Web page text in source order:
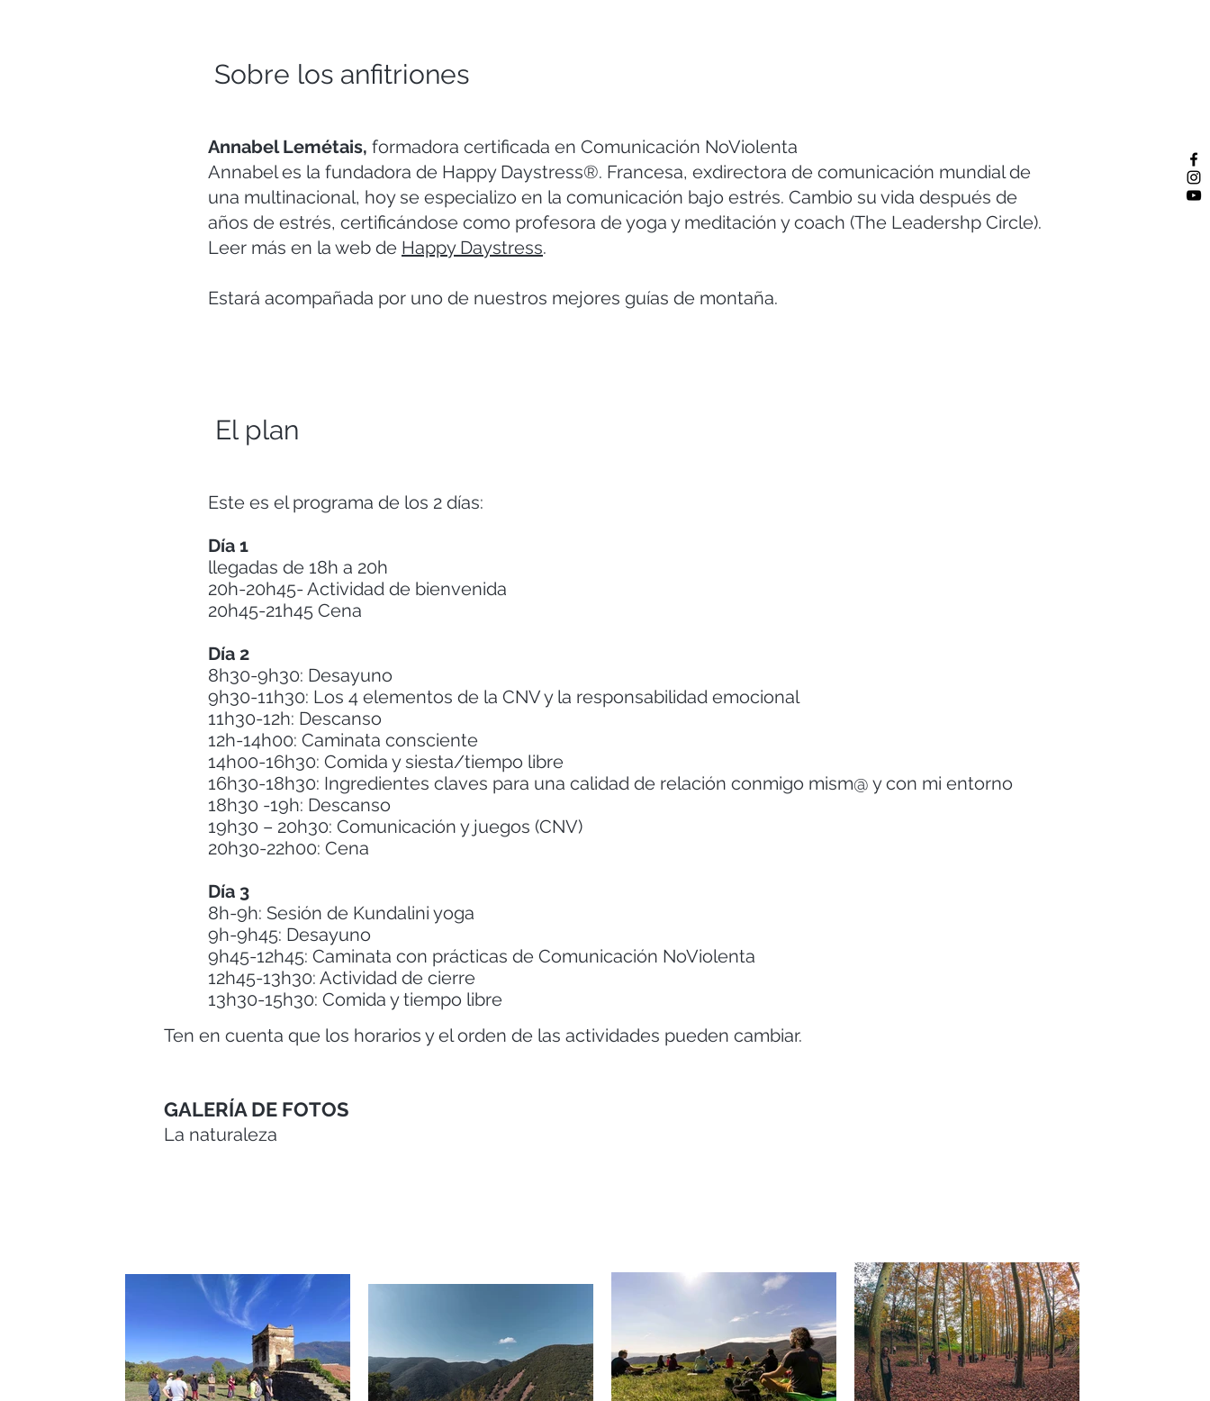
GALERÍA DE FOTOS
La naturaleza
El plan
Este es el programa de los 2 días:
Día 1
llegadas de 18h a 20h
20h-20h45- Actividad de bienvenida
20h45-21h45 Cena
Día 2
8h30-9h30: Desayuno
9h30-11h30: Los 4 elementos de la CNV y la responsabilidad emocional
11h30-12h: Descanso
12h-14h00: Caminata consciente
14h00-16h30: Comida y siesta/tiempo libre
16h30-18h30: Ingredientes claves para una calidad de relación conmigo mism@ y con mi entorno
18h30 -19h: Descanso
19h30 – 20h30: Comunicación y juegos (CNV)
20h30-22h00: Cena
Día 3
8h-9h: Sesión de Kundalini yoga
9h-9h45: Desayuno
9h45-12h45: Caminata con prácticas de Comunicación NoViolenta
12h45-13h30: Actividad de cierre
13h30-15h30: Comida y tiempo libre
Ten en cuenta que los horarios y el orden de las actividades pueden cambiar.
Sobre los anfitriones
Annabel Lemétais, formadora certificada en Comunicación NoViolenta
Annabel es la fundadora de Happy Daystress®. Francesa, exdirectora de comunicación mundial de
una multinacional, hoy se especializo en la comunicación bajo estrés. Cambio su vida después de
años de estrés, certificándose como profesora de yoga y meditación y coach (The Leadershp Circle).
Leer más en la web de Happy Daystress.
Estará acompañada por uno de nuestros mejores guías de montaña.